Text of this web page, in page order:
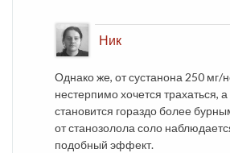
Ник
Однако же, от сустанона 250 мг/
нестерпимо хочется трахаться,
становится гораздо более
от станозолола соло
подобный эффект.